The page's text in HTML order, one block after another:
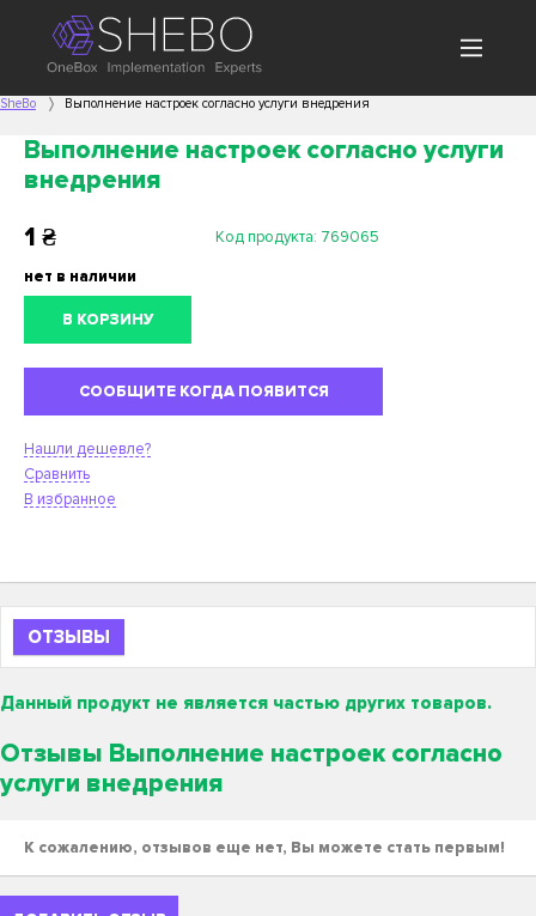
SheBo Выполнение настроек согласно услуги внедрения
Выполнение настроек согласно услуги
внедрения
1 ₴ Код продукта: 769065
нет в наличии
В КОРЗИНУ
СООБЩИТЕ КОГДА ПОЯВИТСЯ
Нашли дешевле?
Сравнить
В избранное
ОТЗЫВЫ
Данный продукт не является частью других товаров.
Отзывы Выполнение настроек согласно
услуги внедрения
К сожалению, отзывов еще нет, Вы можете стать первым!